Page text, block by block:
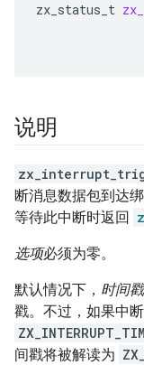
zx_status_t
说明
断消息数据包到达
等待此中断时返回
选项必须为零。
默认情况下， 时间戳
戳。不过，如果中
间戳将被解读为